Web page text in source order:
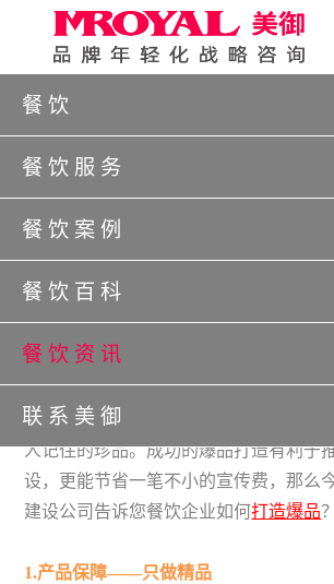
餐饮
餐饮服务
餐饮案例
餐饮百科
餐饮资讯
联系美御
所在位置：首页>餐饮>餐饮资讯>餐
文
上海餐饮品牌建设公司：
时间：2021/8/20 18:08:15 来源： 作者：
餐饮业，是目前市场中最庞大的行业，
要加入的地方。但是庞大的市场背后逃
争。对于餐饮业来说，缺的从来不是好
人记住的珍品。成功的爆品打造有利于
设，更能节省一笔不小的宣传费，那么
建设公司告诉您餐饮企业如何打造爆品？
1.产品保障——只做精品